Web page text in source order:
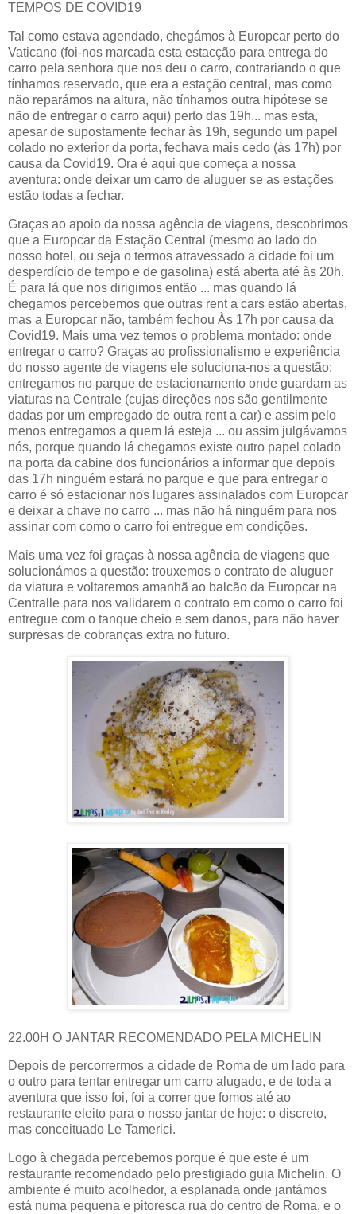
TEMPOS DE COVID19
Tal como estava agendado, chegámos à Europcar perto do
Vaticano (foi-nos marcada esta estacção para entrega do
carro pela senhora que nos deu o carro, contrariando o que
tínhamos reservado, que era a estação central, mas como
não reparámos na altura, não tínhamos outra hipótese se
não de entregar o carro aqui) perto das 19h... mas esta,
apesar de supostamente fechar às 19h, segundo um papel
colado no exterior da porta, fechava mais cedo (às 17h) por
causa da Covid19. Ora é aqui que começa a nossa
aventura: onde deixar um carro de aluguer se as estações
estão todas a fechar.
Graças ao apoio da nossa agência de viagens, descobrimos
que a Europcar da Estação Central (mesmo ao lado do
nosso hotel, ou seja o termos atravessado a cidade foi um
desperdício de tempo e de gasolina) está aberta até às 20h.
É para lá que nos dirigimos então ... mas quando lá
chegamos percebemos que outras rent a cars estão abertas,
mas a Europcar não, também fechou Às 17h por causa da
Covid19. Mais uma vez temos o problema montado: onde
entregar o carro? Graças ao profissionalismo e experiência
do nosso agente de viagens ele soluciona-nos a questão:
entregamos no parque de estacionamento onde guardam as
viaturas na Centrale (cujas direções nos são gentilmente
dadas por um empregado de outra rent a car) e assim pelo
menos entregamos a quem lá esteja ... ou assim julgávamos
nós, porque quando lá chegamos existe outro papel colado
na porta da cabine dos funcionários a informar que depois
das 17h ninguém estará no parque e que para entregar o
carro é só estacionar nos lugares assinalados com Europcar
e deixar a chave no carro ... mas não há ninguém para nos
assinar com como o carro foi entregue em condições.
Mais uma vez foi graças à nossa agência de viagens que
solucionámos a questão: trouxemos o contrato de aluguer
da viatura e voltaremos amanhã ao balcão da Europcar na
Centralle para nos validarem o contrato em como o carro foi
entregue com o tanque cheio e sem danos, para não haver
surpresas de cobranças extra no futuro.
22.00H O JANTAR RECOMENDADO PELA MICHELIN
Depois de percorrermos a cidade de Roma de um lado para
o outro para tentar entregar um carro alugado, e de toda a
aventura que isso foi, foi a correr que fomos até ao
restaurante eleito para o nosso jantar de hoje: o discreto,
mas conceituado Le Tamerici.
Logo à chegada percebemos porque é que este é um
restaurante recomendado pelo prestigiado guia Michelin. O
ambiente é muito acolhedor, a esplanada onde jantámos
está numa pequena e pitoresca rua do centro de Roma, e o